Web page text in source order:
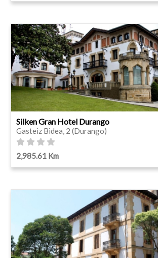
Silken Gran Hotel Durango
Gasteiz Bidea, 2 (Durango)
2,985.61 Km